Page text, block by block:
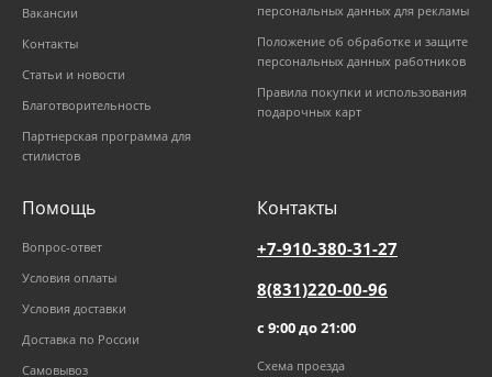
Вакансии
Контакты
Статьи и новости
Благотворительность
Партнерская программа для
стилистов
персональных данных для рекламы
Положение об обработке и защите
персональных данных работников
Правила покупки и использования
подарочных карт
Помощь
Вопрос-ответ
Условия оплаты
Условия доставки
Доставка по России
Самовывоз
Контакты
+7-910-380-31-27
8(831)220-00-96
с 9:00 до 21:00
Схема проезда